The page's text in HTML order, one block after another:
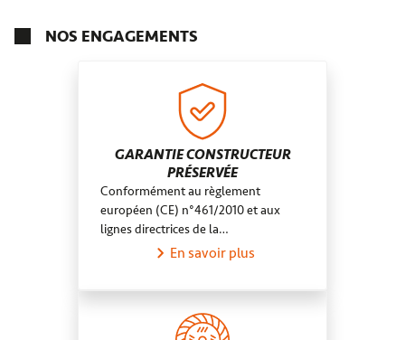
Occitanie
Indre-et-Loire
Montady
Sainte-Marie
NOS ENGAGEMENTS
GARANTIE CONSTRUCTEUR
PRÉSERVÉE
Conformément au règlement
européen (CE) n°461/2010 et aux
lignes directrices de la…
En savoir plus